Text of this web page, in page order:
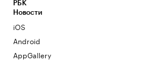
РБК
Новости
iOS
Android
AppGallery